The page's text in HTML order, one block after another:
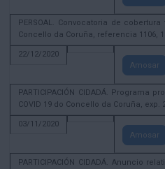
PERSOAL. Convocatoria de
Concello da Coruña, referencia 1106,
22/12/2020
Amosar
PARTICIPACIÓN CIDADÁ. Programa
COVID 19 do Concello da Coruña, exp.
03/11/2020
Amosar
PARTICIPACIÓN CIDADÁ. Anuncio